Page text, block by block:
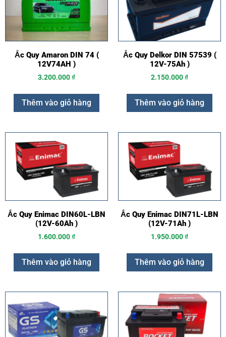
Ắc Quy Amaron DIN 74 (
12V74AH )
3.200.000₫
Thêm vào giỏ hàng
Ắc Quy Delkor DIN 57539 (
12V-75Ah )
2.150.000₫
Thêm vào giỏ hàng
Ắc Quy Enimac DIN60L-LBN
(12V-60Ah )
1.600.000₫
Thêm vào giỏ hàng
Ắc Quy Enimac DIN71L-LBN
(12V-71Ah )
1.950.000₫
Thêm vào giỏ hàng